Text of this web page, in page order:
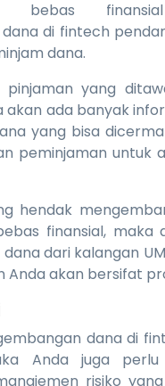
bebas
di fintech
dana.
pinjaman yang
akan ada banyak
yang bisa
peminjaman untuk
hendak
finansial, maka
dari kalangan
Anda akan bersifat
dana di
Anda juga perlu
risiko